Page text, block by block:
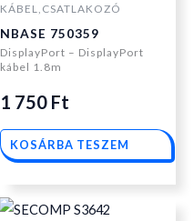
KÁBEL,CSATLAKOZÓ
NBASE 750359
DisplayPort – DisplayPort
kábel 1.8m
1 750 Ft
KOSÁRBA TESZEM